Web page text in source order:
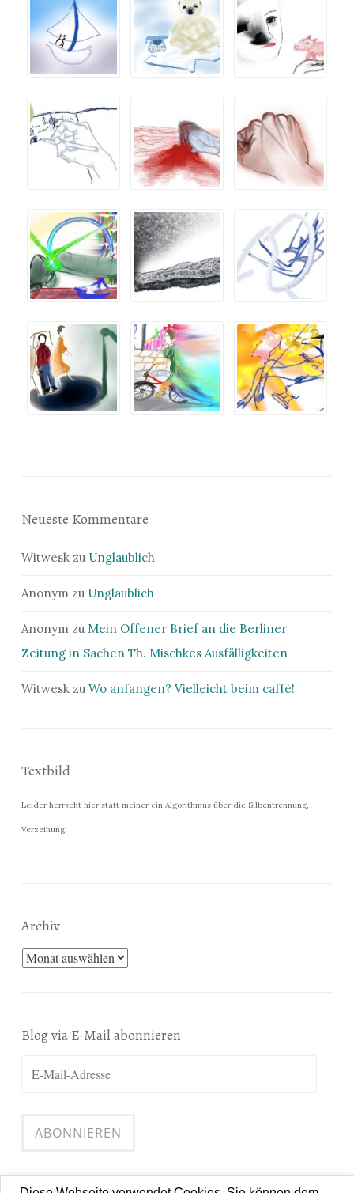
Neueste Kommentare
Witwesk zu Unglaublich
Anonym zu Unglaublich
Anonym zu Mein Offener Brief an die Berliner
Zeitung in Sachen Th. Mischkes Ausfälligkeiten
Witwesk zu Wo anfangen? Vielleicht beim caffè!
Textbild
Leider herrscht hier statt meiner ein Algorithmus über die Silbentrennung,
Verzeihung!
Archiv
Archiv
Blog via E-Mail abonnieren
E-
ABONNIEREN